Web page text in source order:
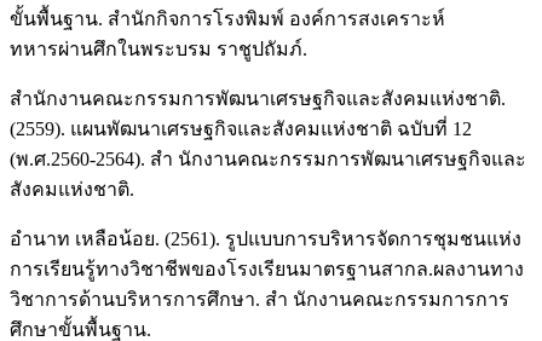
ขั้นพื้นฐาน. สำนักกิจการโรงพิมพ์ องค์การสงเคราะห์
ทหารผ่านศึกในพระบรม ราชูปถัมภ์.
สำนักงานคณะกรรมการพัฒนาเศรษฐกิจและสังคมแห่งชาติ.
(2559). แผนพัฒนาเศรษฐกิจและสังคมแห่งชาติ ฉบับที่ 12
(พ.ศ.2560-2564). สำ นักงานคณะกรรมการพัฒนาเศรษฐกิจและ
สังคมแห่งชาติ.
อำนาท เหลือน้อย. (2561). รูปแบบการบริหารจัดการชุมชนแห่ง
การเรียนรู้ทางวิชาชีพของโรงเรียนมาตรฐานสากล.ผลงานทาง
วิชาการด้านบริหารการศึกษา. สำ นักงานคณะกรรมการการ
ศึกษาขั้นพื้นฐาน.